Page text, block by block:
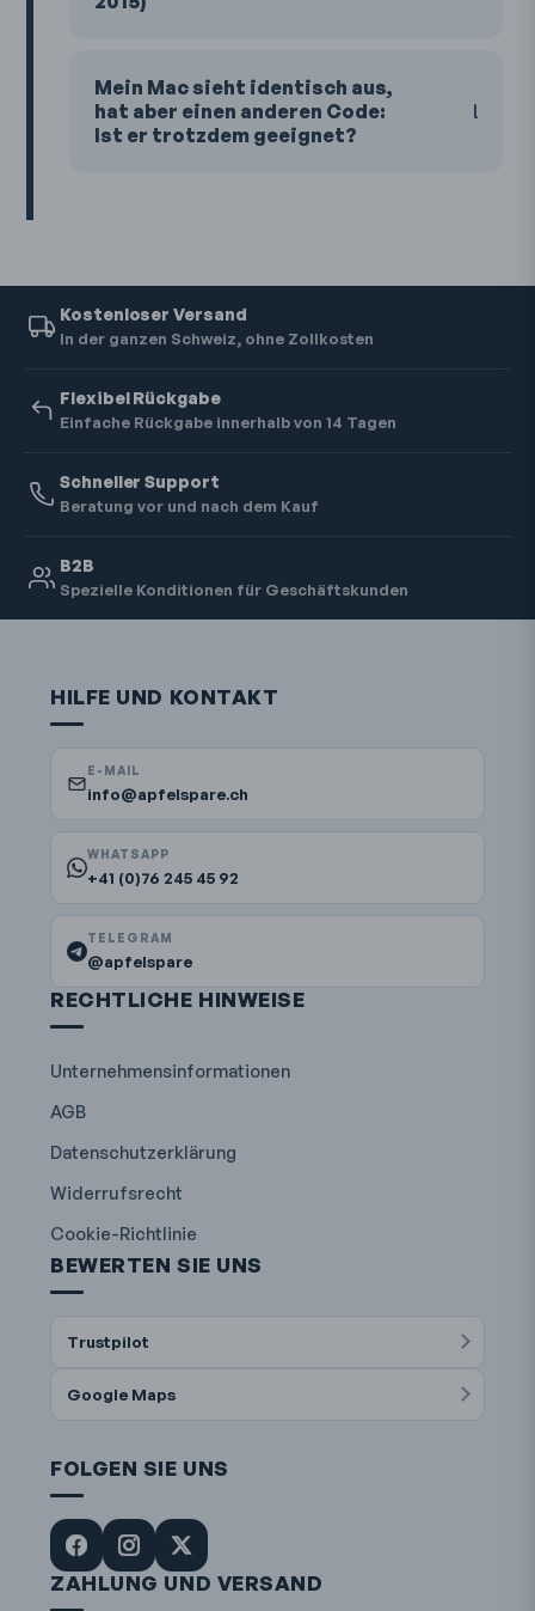
Mein Mac sieht identisch aus,
hat aber einen anderen Code:
Ist er trotzdem geeignet?
Kostenloser Versand
In der ganzen Schweiz, ohne Zollkosten
Flexibel Rückgabe
Einfache Rückgabe innerhalb von 14 Tagen
Schneller Support
Beratung vor und nach dem Kauf
B2B
Spezielle Konditionen für Geschäftskunden
HILFE UND KONTAKT
E-MAIL
info@apfelspare.ch
WHATSAPP
+41 (0)76 245 45 92
TELEGRAM
@apfelspare
RECHTLICHE HINWEISE
Unternehmensinformationen
AGB
Datenschutzerklärung
Widerrufsrecht
Cookie-Richtlinie
BEWERTEN SIE UNS
Trustpilot
Google Maps
FOLGEN SIE UNS
ZAHLUNG UND VERSAND